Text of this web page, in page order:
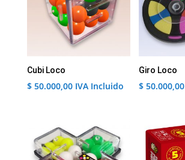
Cubi Loco
$50.000,00 IVA Incluido
Giro Loco
$ 50.000,00